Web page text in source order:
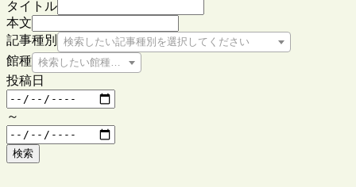
タイトル
本文
記事種別
検索したい記事種別を選択してください
館種 検索したい館種を選択してください
投稿日
～
検索